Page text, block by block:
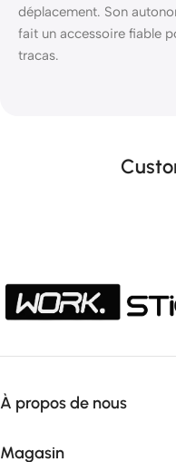
déplacement. Son
fait un accessoire fiable
tracas.
À propos de nous
Magasin